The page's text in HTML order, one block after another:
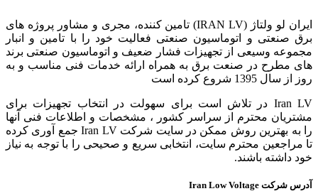
ایران لو ولتاژ (IRAN LV) تامین کننده، مجری و مشاور پروژه های
برق صنعتی و اتوماسیون صنعتی فعالیت خود را با تامین و انبار
مجموعه وسیعی از تجهیزات فشار ضعیف و اتوماسیون صنعتی برند
های مطرح در صنعت برق به همراه ارائه خدمات فنی مناسب و به
روز از سال 1395 شروع کرده است
Iran LV در تلاش است برای سهولت در انتخاب تجهیزات برای
مشتریان محترم از سراسر کشور ، مشخصات و اطلاعات فنی آنها
را به بهترین روش ممکن در سایت شرکت Iran LV جمع آوری کرده
تا مراجعین محترم سایت، انتخابی سریع و صحیحی را با توجه به نیاز
خود داشته باشند.
آدرس شرکت Iran Low Voltage